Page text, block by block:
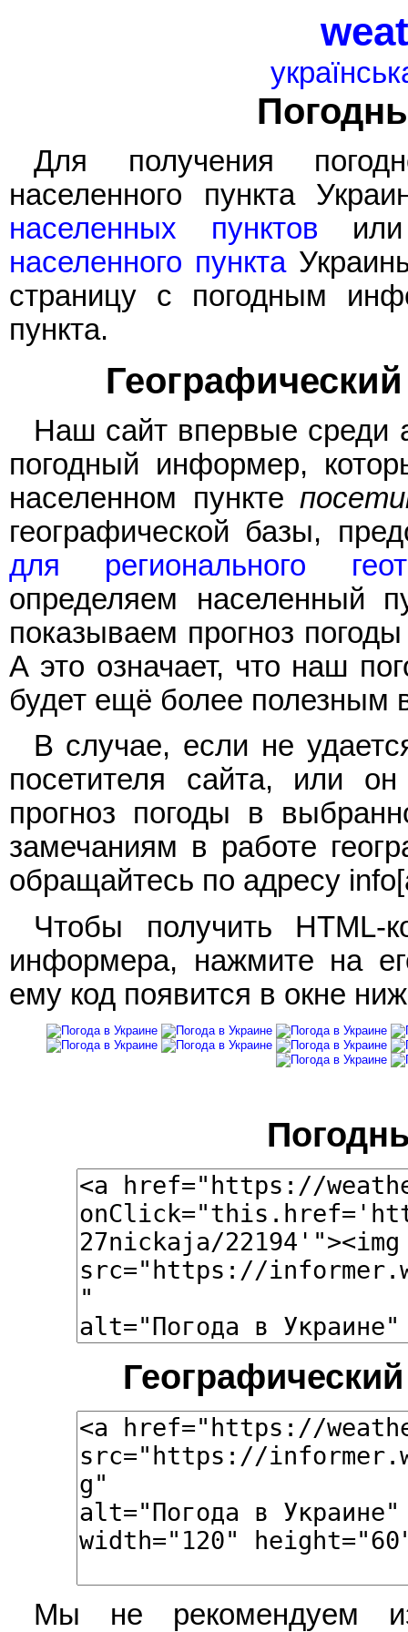
Для получения
населенного пункта
населенных пунктов
населенного пункта
страницу с погодным
пункта.
Наш сайт впервые среди
погодный информер,
населенном пункте
географической базы,
для регионального
определяем населенный
показываем прогноз
А это означает, что наш
будет ещё более полезным
В случае, если не
посетителя сайта, или
прогноз погоды в
замечаниям в работе
обращайтесь по адресу
Чтобы получить HTML-
информера, нажмите на
ему код появится в окне
Мы не рекомендуем